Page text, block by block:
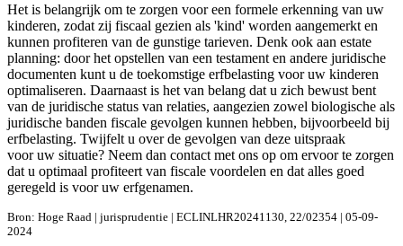
Het is belangrijk om te zorgen voor een formele erkenning van uw
kinderen, zodat zij fiscaal gezien als 'kind' worden aangemerkt en
kunnen profiteren van de gunstige tarieven. Denk ook aan estate
planning: door het opstellen van een testament en andere juridische
documenten kunt u de toekomstige erfbelasting voor uw kinderen
optimaliseren. Daarnaast is het van belang dat u zich bewust bent
van de juridische status van relaties, aangezien zowel biologische als
juridische banden fiscale gevolgen kunnen hebben, bijvoorbeeld bij
erfbelasting. Twijfelt u over de gevolgen van deze uitspraak
voor uw situatie? Neem dan contact met ons op om ervoor te zorgen
dat u optimaal profiteert van fiscale voordelen en dat alles goed
geregeld is voor uw erfgenamen.
Bron: Hoge Raad | jurisprudentie | ECLINLHR20241130, 22/02354 | 05-09-
2024